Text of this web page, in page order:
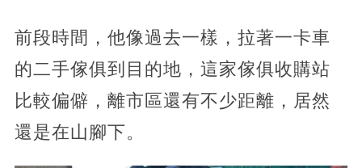
前段時間，他像過去一樣，拉著一卡車
的二手傢俱到目的地，這家傢俱收購站
比較偏僻，離市區還有不少距離，居然
還是在山腳下。